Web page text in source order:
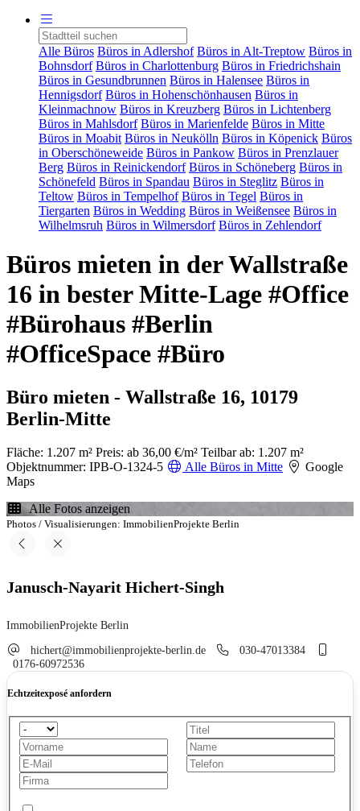
Alle Büros Büros in Adlershof Büros in Alt-Treptow Büros in
Bohnsdorf Büros in Charlottenburg Büros in Friedrichshain
Büros in Gesundbrunnen Büros in Halensee Büros in
Hennigsdorf Büros in Hohenschönhausen Büros in
Kleinmachnow Büros in Kreuzberg Büros in Lichtenberg
Büros in Mahlsdorf Büros in Marienfelde Büros in Mitte
Büros in Moabit Büros in Neukölln Büros in Köpenick Büros
in Oberschöneweide Büros in Pankow Büros in Prenzlauer
Berg Büros in Reinickendorf Büros in Schöneberg Büros in
Schönefeld Büros in Spandau Büros in Steglitz Büros in
Teltow Büros in Tempelhof Büros in Tegel Büros in
Tiergarten Büros in Wedding Büros in Weißensee Büros in
Wilhelmsruh Büros in Wilmersdorf Büros in Zehlendorf
Büros mieten in der Wallstraße
16 in bester Mitte-Lage #Office
#Bürohaus #Berlin
#OfficeSpace #Büro
Büro mieten - Wallstraße 16, 10179
Berlin-Mitte
Fläche: 1.207 m² Preis: ab 36,00 €/m² Teilbar ab: 1.207 m²
Objektnummer: IPB-O-1324-5
Alle Büros in Mitte
Google
Maps
Alle Fotos anzeigen
Photos / Visualisierungen: ImmobilienProjekte Berlin
Janusch-Nayarit Hichert-Singh
ImmobilienProjekte Berlin
hichert@immobilienprojekte-berlin.de
030-47013384
0176-60972536
Echtzeitexposé anfordern